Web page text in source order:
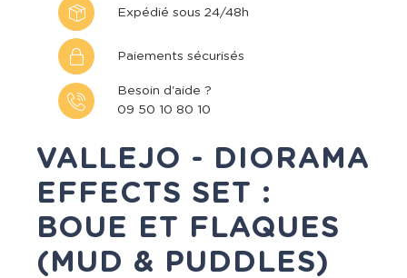
Expédié sous 24/48h
Paiements sécurisés
Besoin d'aide ?
09 50 10 80 10
VALLEJO - DIORAMA
EFFECTS SET :
BOUE ET FLAQUES
(MUD & PUDDLES)